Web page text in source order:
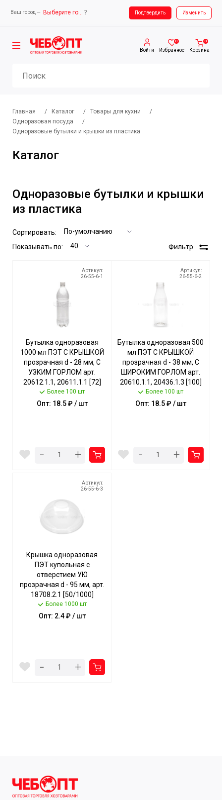
Ваш город — Выберите город ? Подтвердить Изменить
Ваш город — Выберите город
Войти
0
Избранное
0
Корзина
Главная / Каталог / Товары для кухни
/
Одноразовая посуда
/
Одноразовые бутылки и крышки из пластика
Каталог
Одноразовые бутылки и крышки
из пластика
Сортировать:
Показывать по:
Фильтр
Артикул:
26-55-6-1
Бутылка одноразовая
1000 мл ПЭТ С КРЫШКОЙ
прозрачная d - 28 мм, С
УЗКИМ ГОРЛОМ арт.
20612.1.1, 20611.1.1 [72]
Более 100 шт
Опт: 18.5 ₽ / шт
- +
Артикул:
26-55-6-2
Бутылка одноразовая 500
мл ПЭТ С КРЫШКОЙ
прозрачная d - 38 мм, С
ШИРОКИМ ГОРЛОМ арт.
20610.1.1, 20436.1.3 [100]
Более 100 шт
Опт: 18.5 ₽ / шт
- +
Артикул:
26-55-6-3
Крышка одноразовая
ПЭТ купольная с
отверстием УЮ
прозрачная d - 95 мм, арт.
18708.2.1 [50/1000]
Более 1000 шт
Опт: 2.4 ₽ / шт
- +